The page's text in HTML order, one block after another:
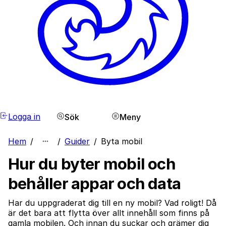
Logga in Sök Meny
Hem / / Guider / Byta mobil
Hur du byter mobil och
behåller appar och data
Har du uppgraderat dig till en ny mobil? Vad roligt! Då
är det bara att flytta över allt innehåll som finns på
gamla mobilen. Och innan du suckar och grämer dig